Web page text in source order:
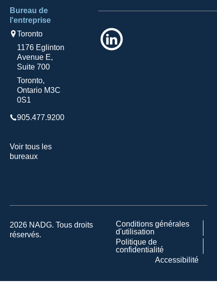
Bureau de
l'entreprise
Toronto
1176 Eglinton
Avenue E,
Suite 700
Toronto,
Ontario M3C
0S1
905.477.9200
Voir tous les
bureaux
LinkedIn
2026 NADG. Tous droits
réservés.
Conditions générales
d'utilisation
Politique de
confidentialité
Accessibilité